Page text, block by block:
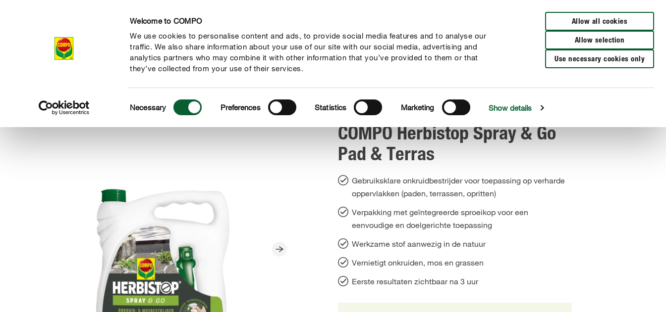
Welcome to COMPO
We use cookies to personalise content and ads, to provide social media features and to analyse our
traffic. We also share information about your use of our site with our social media, advertising and
analytics partners who may combine it with other information that you’ve provided to them or that
they’ve collected from your use of their services.
Selection
Necessary Preferences Statistics Marketing Show details
Allow all cookies
Allow selection
Use necessary cookies only
Verkooppunten
Producten Advies Thema's Tot je dienst Onderneming
COMPOProducten Gewasbescherming Bestrijding van onkruid COMPO Herbistop Spray & Go Pad & Terras
COMPO Herbistop Spray & Go
Pad & Terras
Gebruiksklare onkruidbestrijder voor toepassing op verharde
oppervlakken (paden, terrassen, opritten)
Verpakking met geïntegreerde sproeikop voor een
eenvoudige en doelgerichte toepassing
Werkzame stof aanwezig in de natuur
Vernietigt onkruiden, mos en grassen
Eerste resultaten zichtbaar na 3 uur